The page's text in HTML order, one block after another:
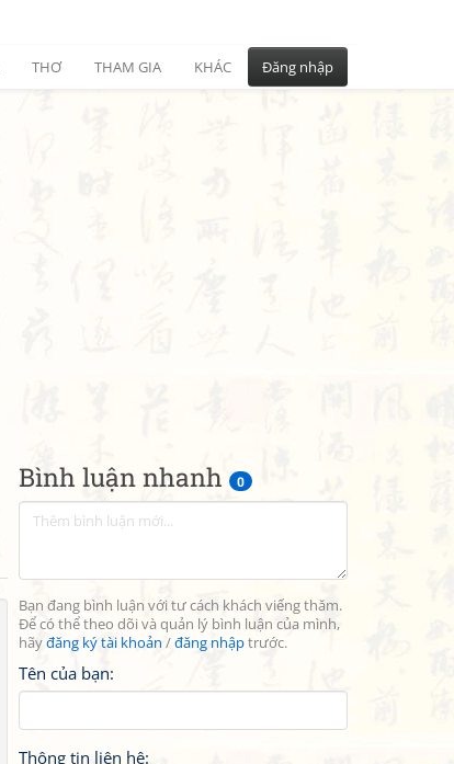
THƠ THAM GIA KHÁC Đăng nhập
Bình luận nhanh 0
Bạn đang bình luận với tư cách khách viếng thăm.
Để có thể theo dõi và quản lý bình luận của mình,
hãyđăng ký tài khoản /đăng nhậptrước.
Tên của bạn:
Thông tin liên hệ: